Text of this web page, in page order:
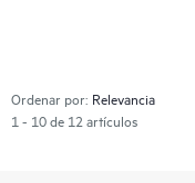
Ordenar por:
1 - 10 de 12 artículos